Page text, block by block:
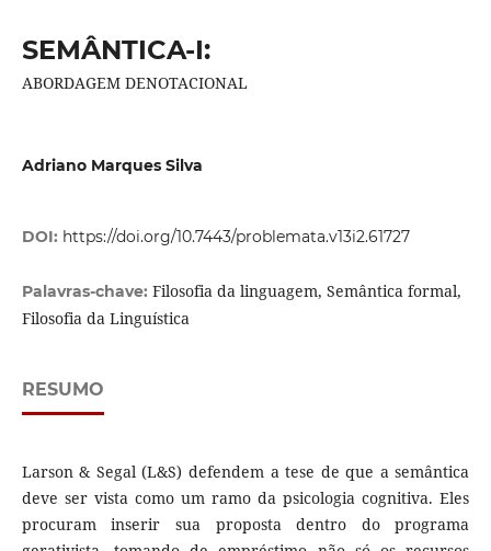
SEMÂNTICA-I:
ABORDAGEM DENOTACIONAL
Adriano Marques Silva
DOI: https://doi.org/10.7443/problemata.v13i2.61727
Palavras-chave: Filosofia da linguagem, Semântica formal,
Filosofia da Linguística
RESUMO
Larson & Segal (L&S) defendem a tese de que a semântica
deve ser vista como um ramo da psicologia cognitiva. Eles
procuram inserir sua proposta dentro do programa